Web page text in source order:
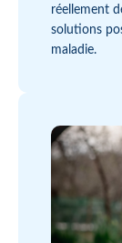
réellement
solutions
maladie.